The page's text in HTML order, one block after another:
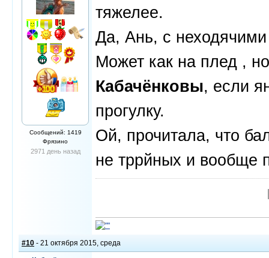
Сообщений: 1419
Фрязино
2971 день назад
тяжелее.
Да, Ань, с
Может как на плед ,
Кабачёнковы, если
прогулку.
Ой, прочитала, что
не тррйных и вообще
#10 - 21 октября 2015, среда